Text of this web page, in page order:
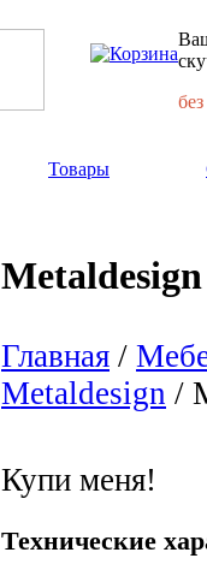
Товары
Главная /
Metaldesign /
Купи меня!
Технические